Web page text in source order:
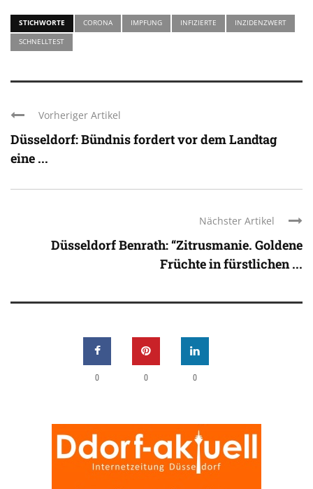
STICHWORTE CORONA IMPFUNG INFIZIERTE
INZIDENZWERT
SCHNELLTEST
Vorheriger Artikel
Düsseldorf: Bündnis fordert vor dem Landtag
eine ...
Nächster Artikel
Düsseldorf Benrath: “Zitrusmanie. Goldene
Früchte in fürstlichen ...
0 0 0